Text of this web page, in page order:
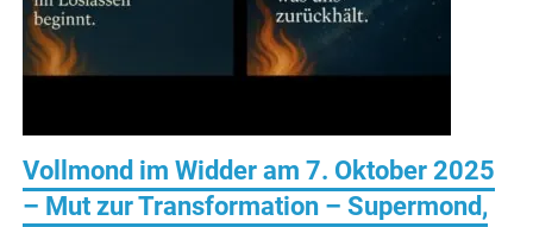
Vollmond im Widder am 7. Oktober 2025
– Mut zur Transformation – Supermond,